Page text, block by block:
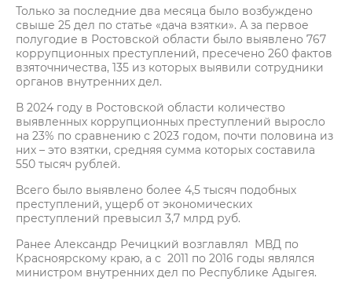
Только за последние два месяца было возбуждено
свыше 25 дел по статье «дача взятки». А за первое
полугодие в Ростовской области было выявлено 767
коррупционных преступлений, пресечено 260 фактов
взяточничества, 135 из которых выявили сотрудники
органов внутренних дел.
В 2024 году в Ростовской области количество
выявленных коррупционных преступлений выросло
на 23% по сравнению с 2023 годом, почти половина из
них – это взятки, средняя сумма которых составила
550 тысяч рублей.
Всего было выявлено более 4,5 тысяч подобных
преступлений, ущерб от экономических
преступлений превысил 3,7 млрд руб.
Ранее Александр Речицкий возглавлял МВД по
Красноярскому краю, а с 2011 по 2016 годы являлся
министром внутренних дел по Республике Адыгея.